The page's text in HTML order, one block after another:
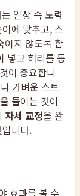
일상 속 노력
에 맞추고, 스
이지 않도록 합
넣고 허리를 등
이 중요합니
가벼운 스트
들이는 것이
자세 교정을 완
니다.
효과를 볼 수